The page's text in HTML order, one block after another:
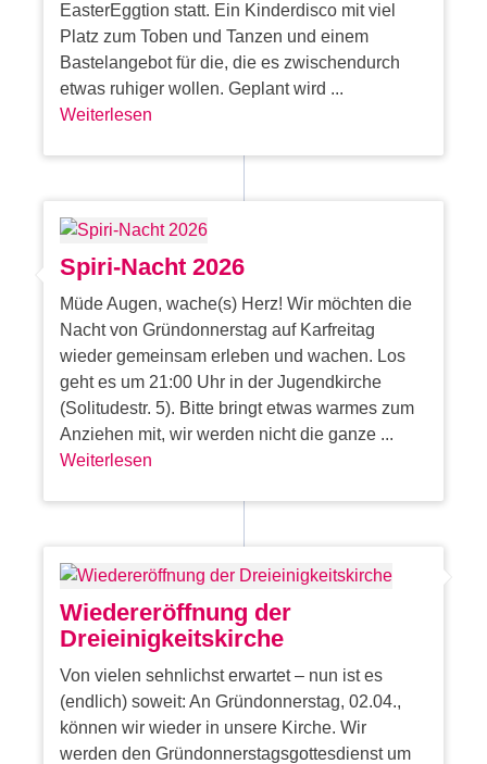
EasterEggtion statt. Ein Kinderdisco mit viel
Platz zum Toben und Tanzen und einem
Bastelangebot für die, die es zwischendurch
etwas ruhiger wollen. Geplant wird ...
Weiterlesen
Spiri-Nacht 2026
Müde Augen, wache(s) Herz! Wir möchten die
Nacht von Gründonnerstag auf Karfreitag
wieder gemeinsam erleben und wachen. Los
geht es um 21:00 Uhr in der Jugendkirche
(Solitudestr. 5). Bitte bringt etwas warmes zum
Anziehen mit, wir werden nicht die ganze ...
Weiterlesen
Wiedereröffnung der
Dreieinigkeitskirche
Von vielen sehnlichst erwartet – nun ist es
(endlich) soweit: An Gründonnerstag, 02.04.,
können wir wieder in unsere Kirche. Wir
werden den Gründonnerstagsgottesdienst um